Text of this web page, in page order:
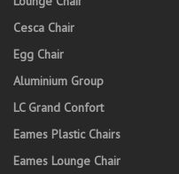
Cesca Chair
Egg Chair
Aluminium Group
LC Grand Confort
Eames Plastic Chairs
Eames Lounge Chair